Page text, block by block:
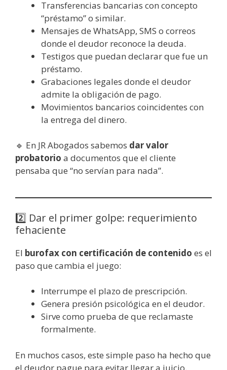
Transferencias bancarias con concepto
“préstamo” o similar.
Mensajes de WhatsApp, SMS o correos
donde el deudor reconoce la deuda.
Testigos que puedan declarar que fue un
préstamo.
Grabaciones legales donde el deudor
admite la obligación de pago.
Movimientos bancarios coincidentes con
la entrega del dinero.
🔹 En JR Abogados sabemos dar valor
probatorio a documentos que el cliente
pensaba que “no servían para nada”.
2️⃣ Dar el primer golpe: requerimiento
fehaciente
El burofax con certificación de contenido es el
paso que cambia el juego:
Interrumpe el plazo de prescripción.
Genera presión psicológica en el deudor.
Sirve como prueba de que reclamaste
formalmente.
En muchos casos, este simple paso ha hecho que
el deudor pague para evitar llegar a juicio.